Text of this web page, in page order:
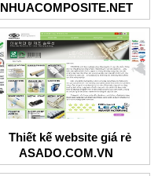
NHUACOMPOSITE.NET
Thiết kế website giá rẻ
ASADO.COM.VN